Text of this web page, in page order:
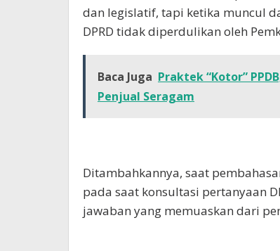
dan legislatif, tapi ketika muncul
DPRD tidak diperdulikan oleh
Baca Juga Praktek “Kotor”
Penjual Seragam
Ditambahkannya, saat
pada saat konsultasi pertanyaan
jawaban yang memuaskan dari